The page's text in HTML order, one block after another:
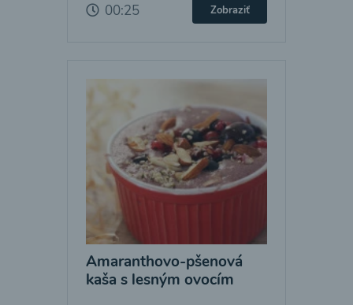
00:25 Zobraziť
Amaranthovo-pšenová
kaša s lesným ovocím